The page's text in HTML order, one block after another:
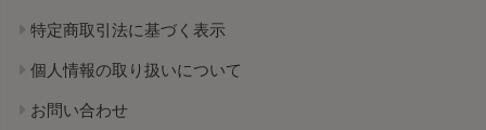
特定商取引法に基づく表示
個人情報の取り扱いについて
お問い合わせ